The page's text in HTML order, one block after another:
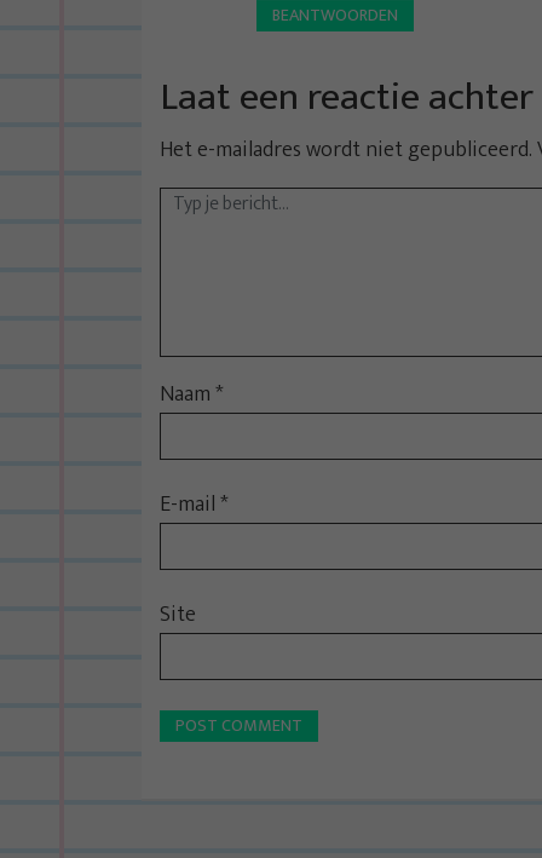
BEANTWOORDEN
Laat een reactie achter
Het e-mailadres wordt niet gepubliceerd.
Naam*
E-mail*
Site